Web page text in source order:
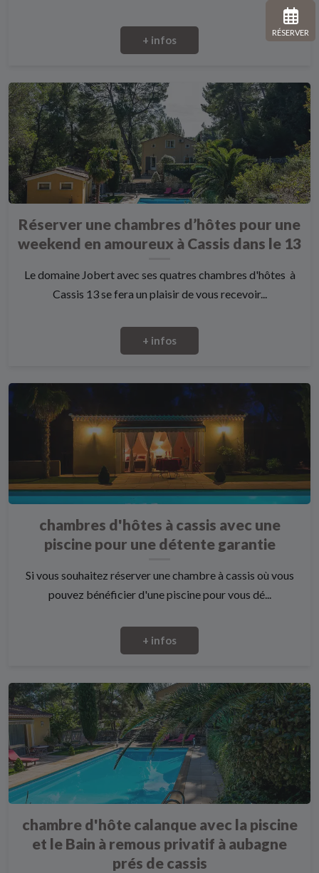
RÉSERVER
+ infos
Réserver une chambres d’hôtes pour une
weekend en amoureux à Cassis dans le 13
Le domaine Jobert avec ses quatres chambres d'hôtes à
Cassis 13 se fera un plaisir de vous recevoir...
+ infos
chambres d'hôtes à cassis avec une
piscine pour une détente garantie
Si vous souhaitez réserver une chambre à cassis où vous
pouvez bénéficier d'une piscine pour vous dé...
+ infos
chambre d'hôte calanque avec la piscine
et le Bain à remous privatif à aubagne
prés de cassis